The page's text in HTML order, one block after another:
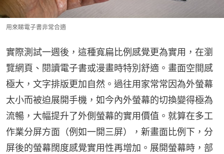
用來睇電子書非常合適
實際測試一週後，這種寬扁比例感覺更為實用，在瀏
覽網頁、閱讀電子書或漫畫時特別舒適。畫面空間感
極大，文字排版更加自然。過往用家常常因為外螢幕
太小而被迫展開手機，如今內外螢幕的切換變得極為
流暢，大幅提升了外側螢幕的實用價值。就算在多工
作業分屏方面（例如一開三屏），新畫面比例下，分
屏後的螢幕闊度感覺實用性再增加。展開螢幕時，部